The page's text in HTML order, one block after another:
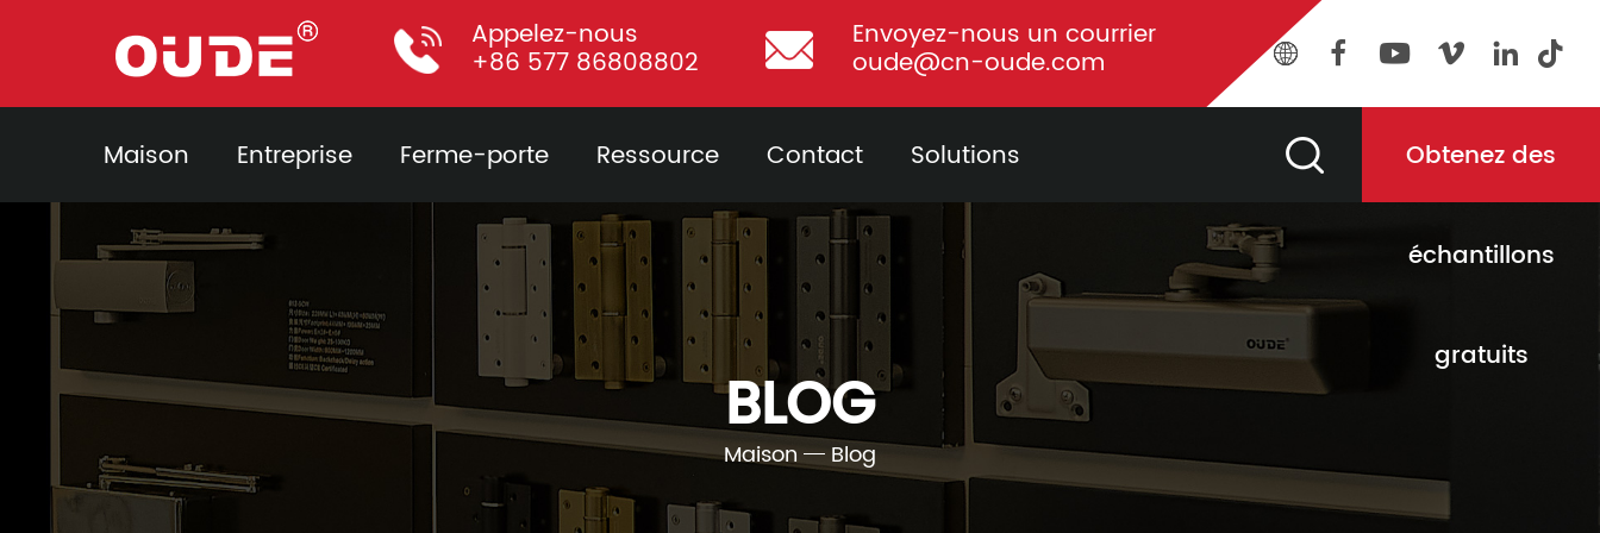
Appelez-nous
+86 577 86808802
Envoyez-nous un courrier
oude@cn-oude.com
Maison Entreprise Ferme-porte Ressource Contact Solutions Obtenez des
échantillons
gratuits
BLOG
Maison Blog